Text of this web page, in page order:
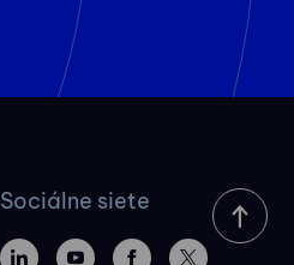
Sociálne siete